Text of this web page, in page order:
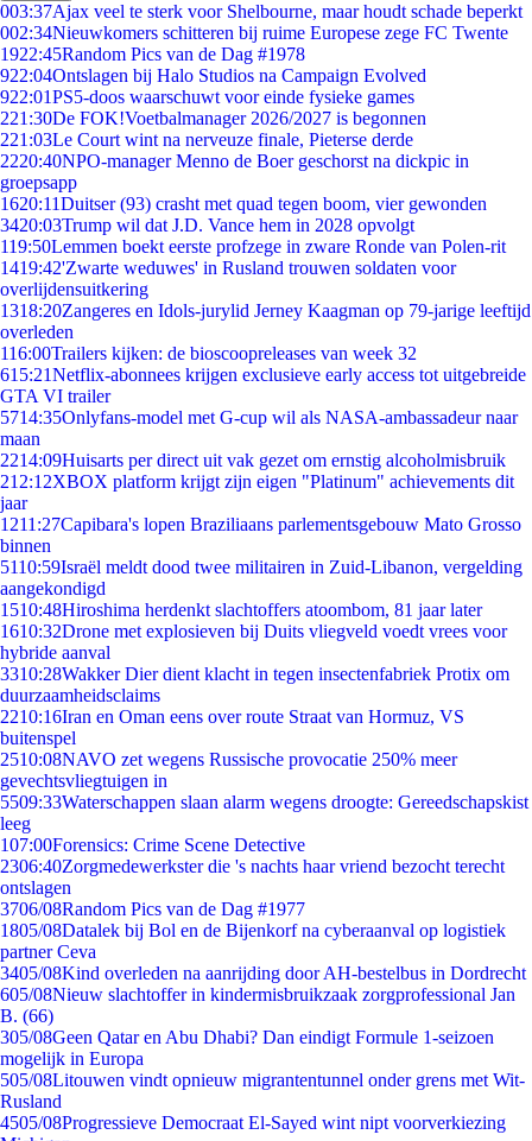
003:37Ajax veel te sterk voor Shelbourne, maar houdt schade beperkt
002:34Nieuwkomers schitteren bij ruime Europese zege FC Twente
1922:45Random Pics van de Dag #1978
922:04Ontslagen bij Halo Studios na Campaign Evolved
922:01PS5-doos waarschuwt voor einde fysieke games
221:30De FOK!Voetbalmanager 2026/2027 is begonnen
221:03Le Court wint na nerveuze finale, Pieterse derde
2220:40NPO-manager Menno de Boer geschorst na dickpic in
groepsapp
1620:11Duitser (93) crasht met quad tegen boom, vier gewonden
3420:03Trump wil dat J.D. Vance hem in 2028 opvolgt
119:50Lemmen boekt eerste profzege in zware Ronde van Polen-rit
1419:42'Zwarte weduwes' in Rusland trouwen soldaten voor
overlijdensuitkering
1318:20Zangeres en Idols-jurylid Jerney Kaagman op 79-jarige leeftijd
overleden
116:00Trailers kijken: de bioscoopreleases van week 32
615:21Netflix-abonnees krijgen exclusieve early access tot uitgebreide
GTA VI trailer
5714:35Onlyfans-model met G-cup wil als NASA-ambassadeur naar
maan
2214:09Huisarts per direct uit vak gezet om ernstig alcoholmisbruik
212:12XBOX platform krijgt zijn eigen "Platinum" achievements dit
jaar
1211:27Capibara's lopen Braziliaans parlementsgebouw Mato Grosso
binnen
5110:59Israël meldt dood twee militairen in Zuid-Libanon, vergelding
aangekondigd
1510:48Hiroshima herdenkt slachtoffers atoombom, 81 jaar later
1610:32Drone met explosieven bij Duits vliegveld voedt vrees voor
hybride aanval
3310:28Wakker Dier dient klacht in tegen insectenfabriek Protix om
duurzaamheidsclaims
2210:16Iran en Oman eens over route Straat van Hormuz, VS
buitenspel
2510:08NAVO zet wegens Russische provocatie 250% meer
gevechtsvliegtuigen in
5509:33Waterschappen slaan alarm wegens droogte: Gereedschapskist
leeg
107:00Forensics: Crime Scene Detective
2306:40Zorgmedewerkster die 's nachts haar vriend bezocht terecht
ontslagen
3706/08Random Pics van de Dag #1977
1805/08Datalek bij Bol en de Bijenkorf na cyberaanval op logistiek
partner Ceva
3405/08Kind overleden na aanrijding door AH-bestelbus in Dordrecht
605/08Nieuw slachtoffer in kindermisbruikzaak zorgprofessional Jan
B. (66)
305/08Geen Qatar en Abu Dhabi? Dan eindigt Formule 1-seizoen
mogelijk in Europa
505/08Litouwen vindt opnieuw migrantentunnel onder grens met Wit-
Rusland
4505/08Progressieve Democraat El-Sayed wint nipt voorverkiezing